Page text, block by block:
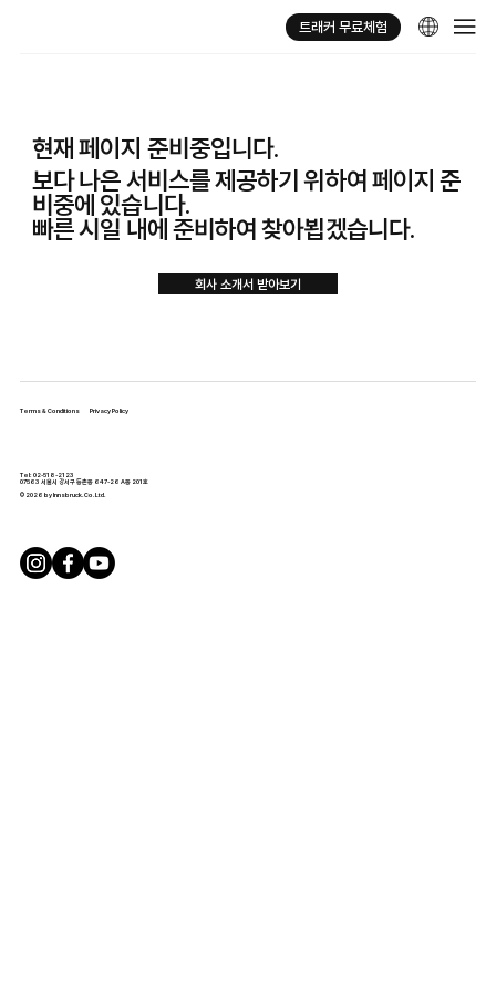
트래커 무료체험
현재 페이지 준비중입니다.
보다 나은 서비스를 제공하기 위하여 페이지 준
비중에 있습니다.
빠른 시일 내에 준비하여 찾아뵙겠습니다.
회사 소개서 받아보기
Terms & Conditions Privacy Policy
Tel: 02-518-2123
07563 서울시 강서구 등촌동 647-26 A동 201호
© 2026 by Innsbruck.Co.Ltd.